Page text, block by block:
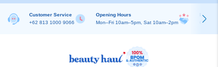
Customer Service
+62 813 1000 9066
Opening Hours
Mon–Fri 10am–5pm, Sat 10am–2pm
Online